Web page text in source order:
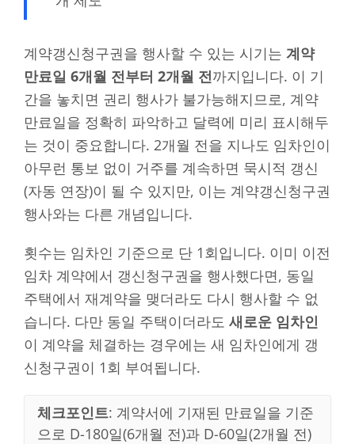
계약갱신청구권을 행사할 수 있는 시기는 계약
만료일 6개월 전부터 2개월 전까지입니다. 이 기
간을 놓치면 권리 행사가 불가능해지므로, 계약
만료일을 정확히 파악하고 달력에 미리 표시해두
는 것이 중요합니다. 2개월 전을 지나도 임차인이
아무런 통보 없이 거주를 계속하면 묵시적 갱신
(자동 연장)이 될 수 있지만, 이는 계약갱신청구권
행사와는 다른 개념입니다.
횟수는 임차인 기준으로 단 1회입니다. 이미 이전
임차 계약에서 갱신청구권을 행사했다면, 동일
주택에서 재계약을 맺더라도 다시 행사할 수 없
습니다. 다만 동일 주택이더라도 새로운 임차인
이 계약을 체결하는 경우에는 새 임차인에게 갱
신청구권이 1회 부여됩니다.
체크포인트: 계약서에 기재된 만료일을 기준
으로 D-180일(6개월 전)과 D-60일(2개월 전)